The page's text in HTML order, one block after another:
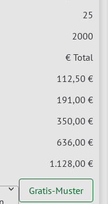
25
2000
€ Total
112,50 €
191,00 €
350,00 €
636,00 €
1.128,00 €
Gratis-Muster